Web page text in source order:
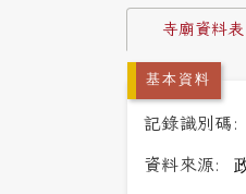
寺廟資料表
基本資料
記錄識別碼:
資料來源: